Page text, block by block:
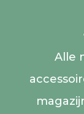
Alle